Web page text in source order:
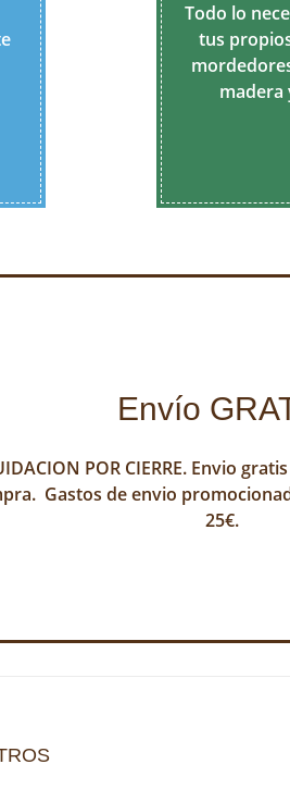
Todo lo
tus
madera
Envío
POR CIERRE. Envio
Gastos de envio
25€.